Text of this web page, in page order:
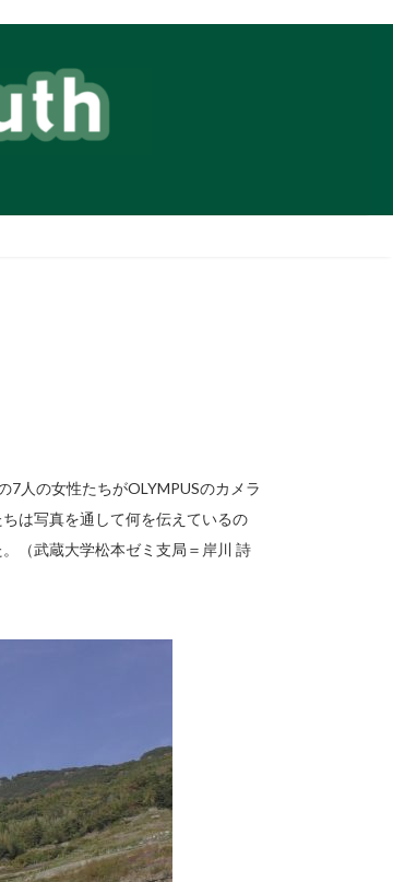
人の女性たちがOLYMPUSのカメラ
は写真を通して何を伝えているの
（武蔵大学松本ゼミ支局＝岸川 詩